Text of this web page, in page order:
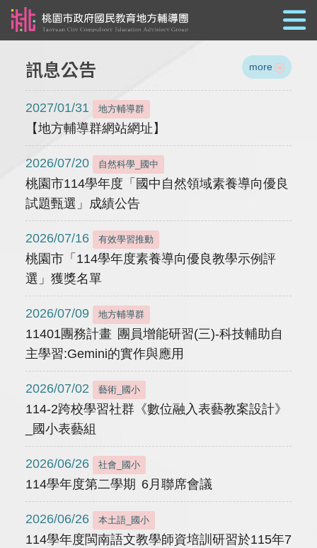
訊息公告 more
2027/01/31 地方輔導群
【地方輔導群網站網址】
2026/07/20 自然科學_國中
桃園市114學年度「國中自然領域素養導向優良
試題甄選」成績公告
2026/07/16 有效學習推動
桃園市「114學年度素養導向優良教學示例評
選」獲獎名單
2026/07/09 地方輔導群
11401團務計畫 團員增能研習(三)-科技輔助自
主學習:Gemini的實作與應用
2026/07/02 藝術_國小
114-2跨校學習社群《數位融入表藝教案設計》
_國小表藝組
2026/06/26 社會_國小
114學年度第二學期 6月聯席會議
2026/06/26 本土語_國小
114學年度閩南語文教學師資培訓研習於115年7